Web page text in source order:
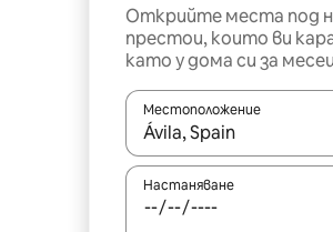
Открийте места под
престои, които ви
като у дома си за
Местоположение
Когато резултатите
Настаняване